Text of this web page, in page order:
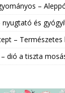
–
nyugtató és
– Természetes
dió a tiszta